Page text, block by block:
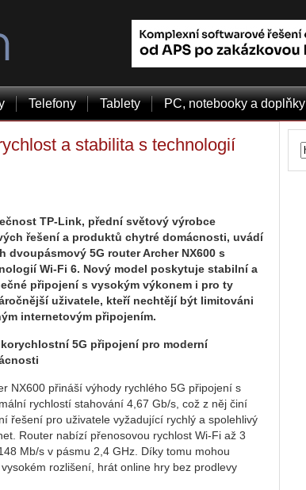
Telefony Tablety PC, notebooky a doplňky
a stabilita s technologií
TP-Link, přední světový výrobce
řešení a produktů chytré domácnosti, uvádí
dvoupásmový 5G router Archer NX600 s
Wi-Fi 6. Nový model poskytuje stabilní a
připojení s vysokým výkonem i pro ty
uživatele, kteří nechtějí být limitováni
internetovým připojením.
5G připojení pro moderní
NX600 přináší výhody rychlého 5G připojení s
rychlostí stahování 4,67 Gb/s, což z něj činí
řešení pro uživatele vyžadující rychlý a spolehlivý
Router nabízí přenosovou rychlost Wi-Fi až 3
Mb/s v pásmu 2,4 GHz. Díky tomu mohou
rozlišení, hrát online hry bez prodlevy